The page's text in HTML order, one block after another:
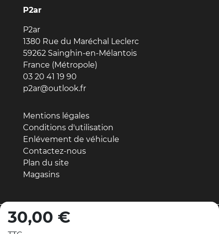
30,00 €
P2ar
P2ar
1380 Rue du Maréchal Leclerc
59262 Sainghin-en-Mélantois
France (Métropole)
03 20 41 19 90
p2ar@outlook.fr
Mentions légales
Conditions d'utilisation
Enlévement de véhicule
Contactez-nous
Plan du site
Magasins
© 2026 - Réalisation par MDWeb